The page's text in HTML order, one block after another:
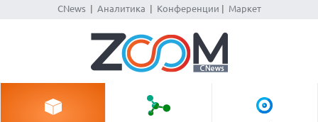
CNews| Аналитика Конференции Маркет